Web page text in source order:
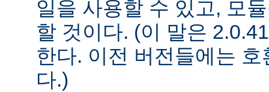
일을 사용할 수 있고, 모
할 것이다. (이 말은
한다. 이전 버전들에는
다.)